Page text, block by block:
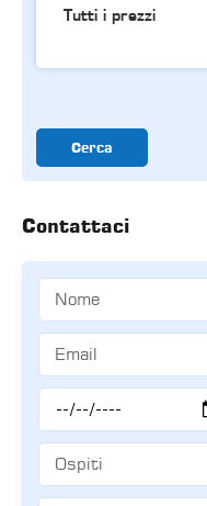
Tutti i prezzi
Cerca
Contattaci